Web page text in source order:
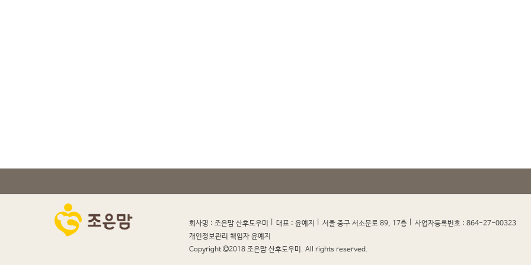
회사명 : 조은맘 산후도우미 대표 : 윤예지 서울 중구 서소문로 89, 17층 사업자등록번호 : 864-27-00323
개인정보관리 책임자 윤예지
Copyright
2018 조은맘 산후도우미. All rights reserved.